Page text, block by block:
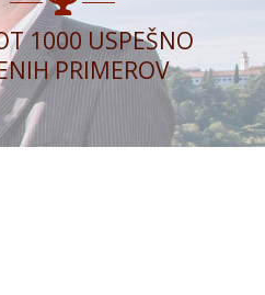
1000 USPEŠNO
PRIMEROV